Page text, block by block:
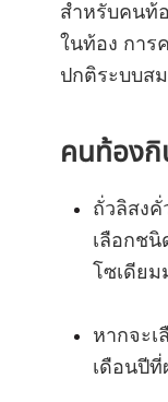
สำหรับคนท้
ในท้อง การ
ปกติระบบส
คนท้องกิ
ถั่วลิสงคั่
เลือกชนิ
โซเดีย
หากจะเ
เดือนปี